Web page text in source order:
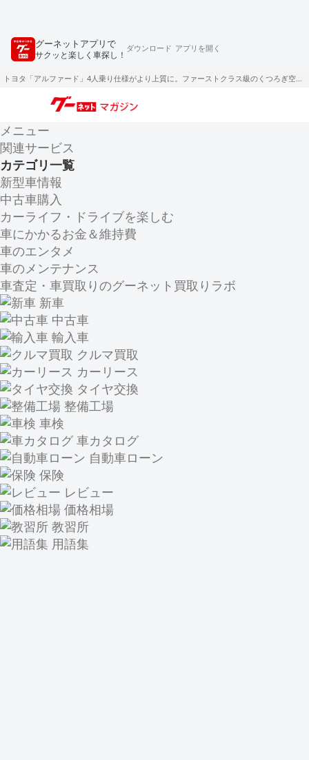
グーネットアプリで
サクッと楽しく車探し！
ダウンロード アプリを開く
トヨタ「アルファード」4人乗り仕様がより上質に。ファーストクラス級のくつろぎ空間を追求
メニュー
関連サービス
カテゴリ一覧
新型車情報
中古車購入
カーライフ・ドライブを楽しむ
車にかかるお金＆維持費
車のエンタメ
車のメンテナンス
車査定・車買取りのグーネット買取りラボ
新車
中古車
輸入車
クルマ買取
カーリース
タイヤ交換
整備工場
車検
車カタログ
自動車ローン
保険
レビュー
価格相場
教習所
用語集